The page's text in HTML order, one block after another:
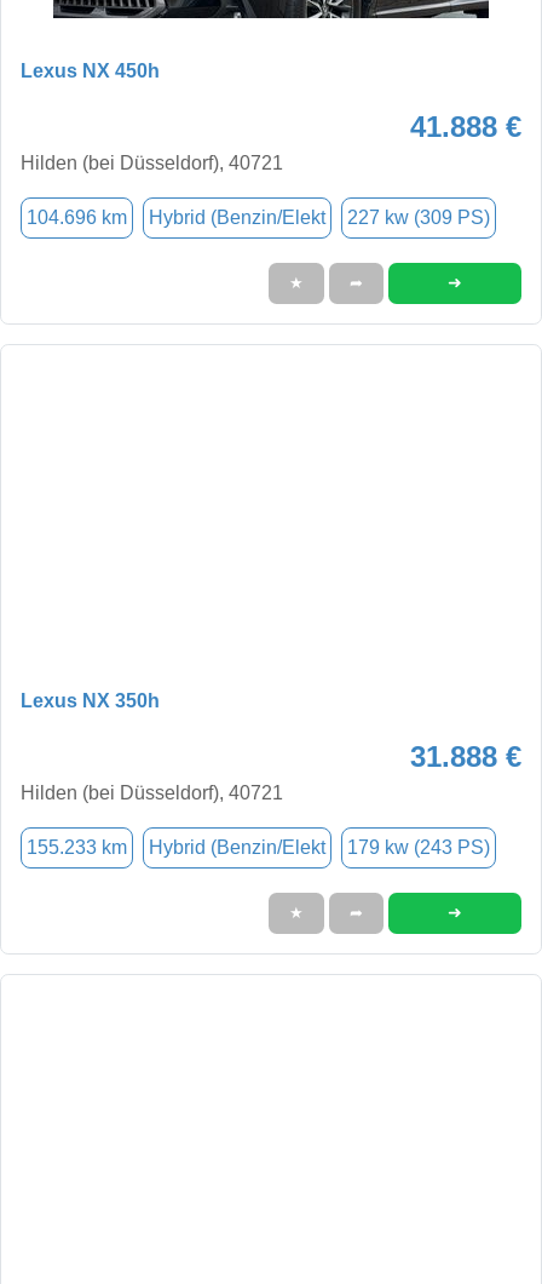
Lexus NX 450h
41.888 €
Hilden (bei Düsseldorf), 40721
104.696 km Hybrid (Benzin/Elekt 227 kw (309 PS)
★ ➦ ➜
Lexus NX 350h
31.888 €
Hilden (bei Düsseldorf), 40721
155.233 km Hybrid (Benzin/Elekt 179 kw (243 PS)
★ ➦ ➜